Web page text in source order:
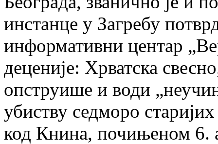
инстанце у Загребу
информативни центар
деценије: Хрватска
опструише и води
убиству седморо
код Книна, почињеном 6.